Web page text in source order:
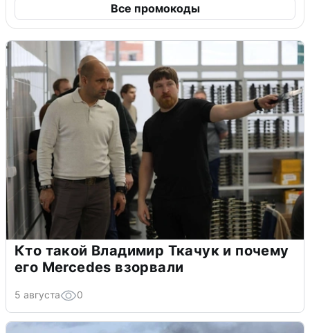
Все промокоды
Кто такой Владимир Ткачук и почему
его Mercedes взорвали
5 августа 0